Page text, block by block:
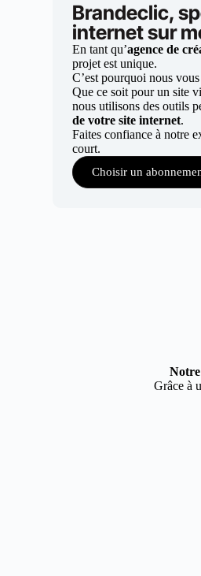
Brandeclic,
internet sur
En tant qu’agence de
projet est unique.
C’est pourquoi nous
Que ce soit pour un site
nous utilisons des outils
de votre site internet.
Faites confiance à notre
court.
Choisir un
Grâce à